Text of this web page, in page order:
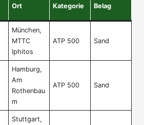
Ort Kategorie Belag
München,
MTTC
Iphitos
ATP 500 Sand
Hamburg,
Am
Rothenbau
m
ATP 500 Sand
Stuttgart,